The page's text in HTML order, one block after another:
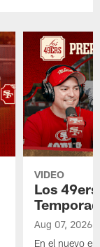
VIDEO
Los
Aug 07, 2026
En el nuevo